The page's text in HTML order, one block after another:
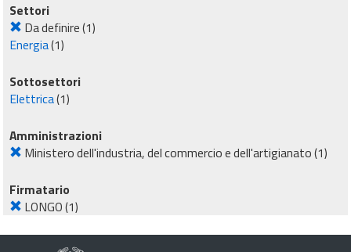
Settori
Da definire(1)
Energia(1)
Sottosettori
Elettrica(1)
Amministrazioni
Ministero dell'industria, del commercio e dell'artigianato(1)
Firmatario
LONGO(1)